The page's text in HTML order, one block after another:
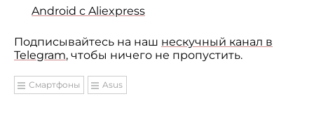
Android с Aliexpress
Подписывайтесь на наш нескучный канал в
Telegram, чтобы ничего не пропустить.
Смартфоны Asus